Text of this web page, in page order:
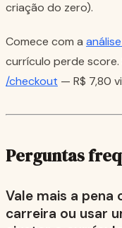
criação do zero).
Comece com a
currículo perde score.
/checkout — R$ 7,80
Perguntas
Vale mais a
carreira ou usar